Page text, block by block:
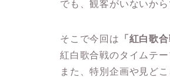
でも、観客がいないか
そこで今回は 「紅白歌
紅白歌合戦のタイムテ
また、特別企画や見ど